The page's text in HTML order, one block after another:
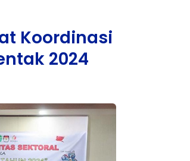
Koordinasi
2024